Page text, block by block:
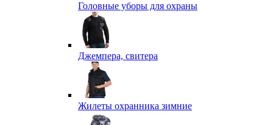
Головные уборы для охраны
Джемпера, свитера
Жилеты охранника зимние